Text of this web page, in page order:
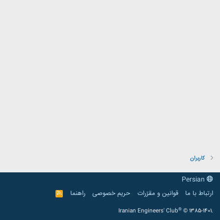
کاربران
ارتباط با ما
قوانین و مقرّرات حریم خصوصی راهنما
R
S
Iranian Engineers' Club® © 1385-1401.